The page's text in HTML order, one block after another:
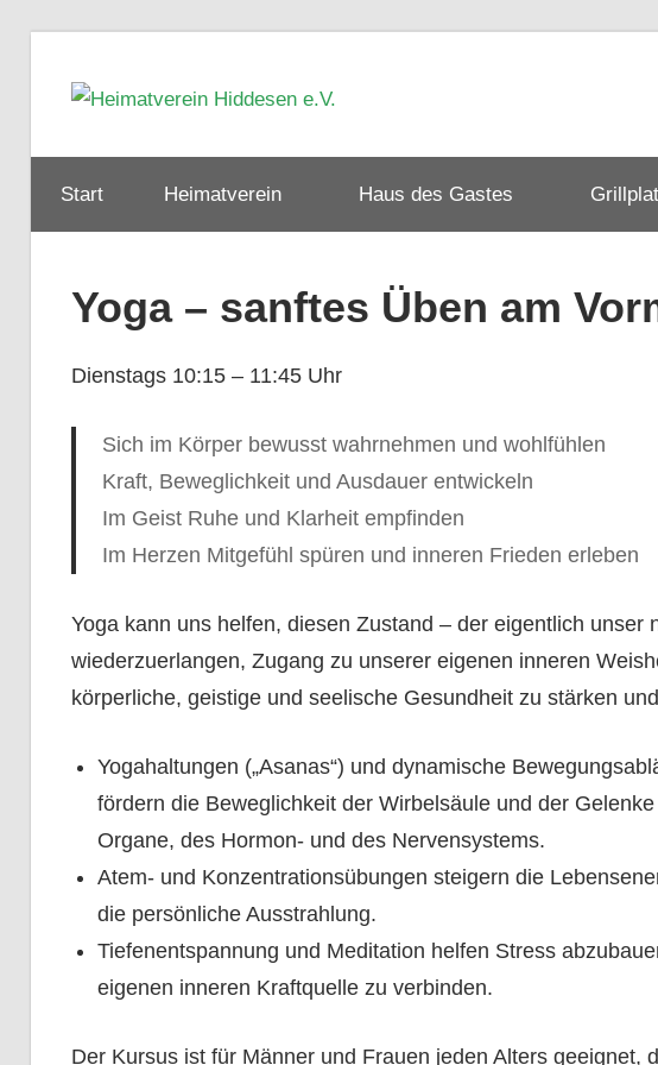
Inhalt
Hiddesen
e.V.
Start Heimatverein Haus des Gastes
Yoga – sanftes Üben am
Dienstags 10:15 – 11:45 Uhr
Sich im Körper bewusst wahrnehmen und wohlfühlen
Kraft, Beweglichkeit und Ausdauer entwickeln
Im Geist Ruhe und Klarheit empfinden
Im Herzen Mitgefühl spüren und inneren Frieden erleben
Yoga kann uns helfen, diesen Zustand – der eigentlich unser
wiederzuerlangen, Zugang zu unserer eigenen inneren
körperliche, geistige und seelische Gesundheit zu stärken
Yogahaltungen („Asanas“) und dynamische
fördern die Beweglichkeit der Wirbelsäule und der
Organe, des Hormon- und des Nervensystems.
Atem- und Konzentrationsübungen steigern die
die persönliche Ausstrahlung.
Tiefenentspannung und Meditation helfen Stress
eigenen inneren Kraftquelle zu verbinden.
Der Kursus ist für Männer und Frauen jeden Alters geeignet,